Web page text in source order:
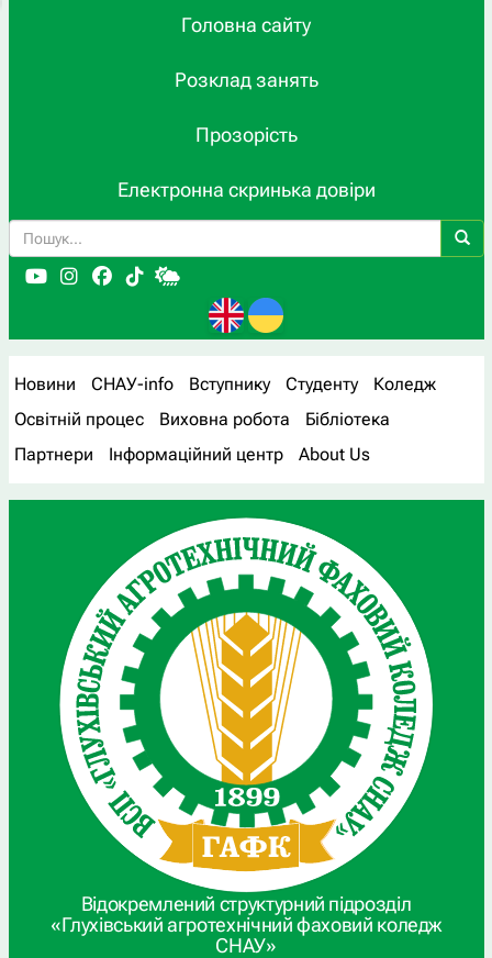
Головна сайту
Розклад занять
Прозорість
Електронна скринька довіри
Новини СНАУ-info Вступнику Студенту
Коледж
Освітній процес
Виховна робота
Бібліотека
Партнери
Інформаційний центр About Us
Відокремлений структурний підрозділ
«Глухівський агротехнічний фаховий коледж
СНАУ»